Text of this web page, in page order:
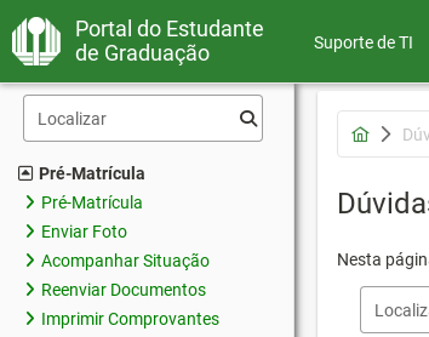
Portal do Estudante
de Graduação
Suporte de TI
Pré-Matrícula
Pré-Matrícula
Enviar Foto
Acompanhar Situação
Reenviar Documentos
Imprimir Comprovantes
Nesta